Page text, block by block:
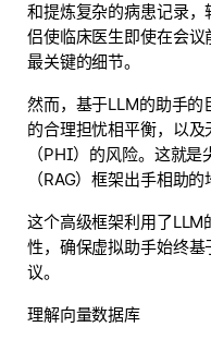
和提炼复杂的病患记录
侣使临床医生即使在会
最关键的细节。
然而，基于LLM的助手
的合理担忧相平衡，以
（PHI）的风险。这就
（RAG）框架出手相助的
这个高级框架利用了LLM
性，确保虚拟助手始终
议。
理解向量数据库